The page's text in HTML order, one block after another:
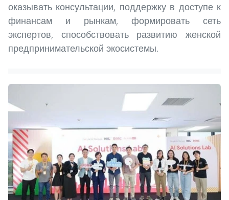
оказывать консультации, поддержку в доступе к
финансам и рынкам, формировать сеть
экспертов, способствовать развитию женской
предпринимательской экосистемы.